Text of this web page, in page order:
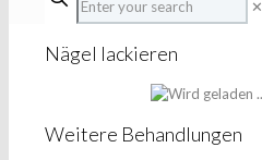
✕
Nägel lackieren
Weitere Behandlungen